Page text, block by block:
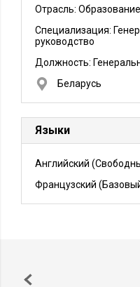
Отрасль: Образование
Специализация:
руководство
Должность:
Беларусь
Языки
Английский
Французский